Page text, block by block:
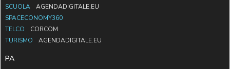
SCUOLA
AGENDADIGITALE.EU
SPACECONOMY360
TELCO
CORCOM
TURISMO
AGENDADIGITALE.EU
PA